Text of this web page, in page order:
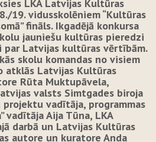
LKA Latvijas Kultūras
19. vidusskolēniem “Kultūras
fināls. Ikgadējā konkursa
jauniešu kultūras pieredzi
Latvijas kultūras vērtībām.
skolu komandas no visiem
atklās Latvijas Kultūras
Rūta Muktupāvela,
valsts Simtgades biroja
vadītāja, programmas
vadītāja Aija Tūna, LKA
darbā un Latvijas Kultūras
autore un kuratore Anda